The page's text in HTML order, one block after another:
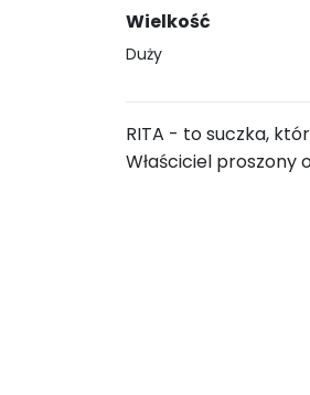
Wielkość
Duży
RITA - to suczka,
Właściciel proszony